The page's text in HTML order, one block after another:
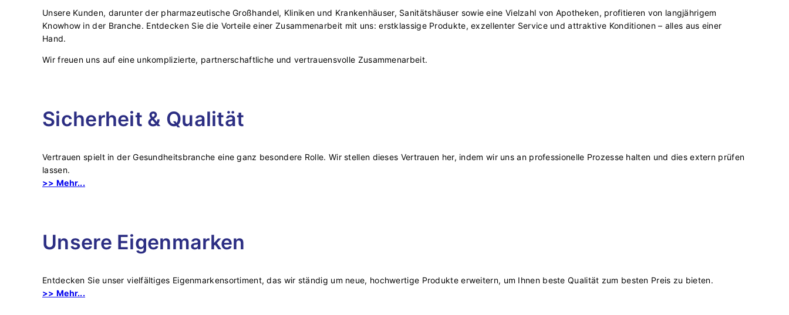
Unsere Kunden, darunter der pharmazeutische Großhandel, Kliniken und Krankenhäuser, Sanitätshäuser sowie eine Vielzahl von Apotheken, profitieren von langjährigem
Knowhow in der Branche. Entdecken Sie die Vorteile einer Zusammenarbeit mit uns: erstklassige Produkte, exzellenter Service und attraktive Konditionen – alles aus einer
Hand.
Wir freuen uns auf eine unkomplizierte, partnerschaftliche und vertrauensvolle Zusammenarbeit.
Sicherheit & Qualität
Vertrauen spielt in der Gesundheitsbranche eine ganz besondere Rolle. Wir stellen dieses Vertrauen her, indem wir uns an professionelle Prozesse halten und dies extern prüfen
lassen.
>> Mehr...
Unsere Eigenmarken
Entdecken Sie unser vielfältiges Eigenmarkensortiment, das wir ständig um neue, hochwertige Produkte erweitern, um Ihnen beste Qualität zum besten Preis zu bieten.
>> Mehr...